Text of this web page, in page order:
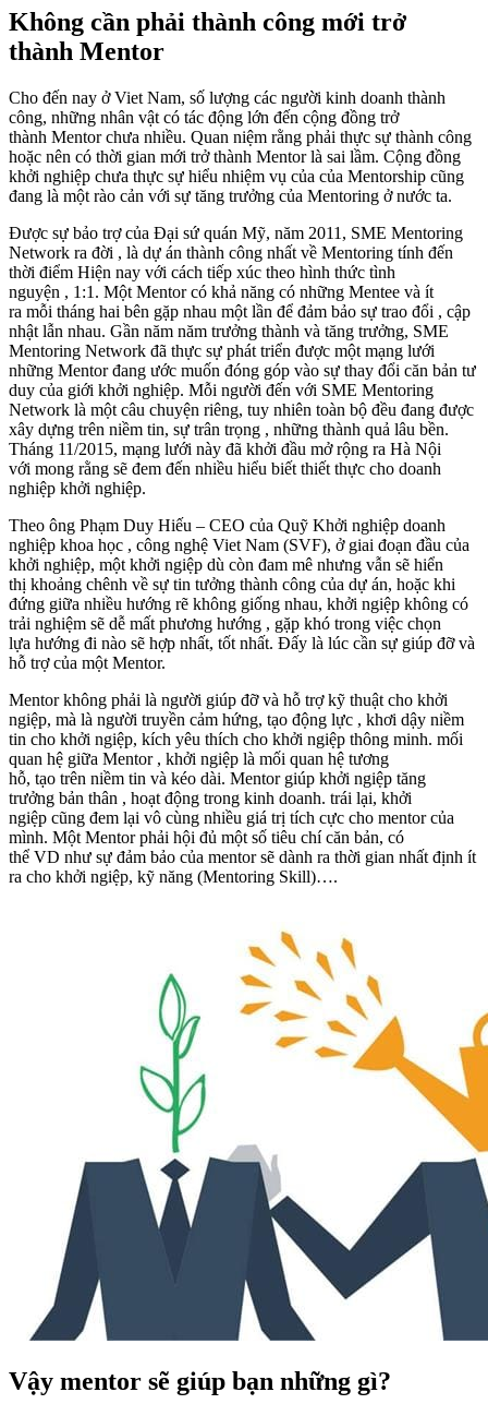
Không cần phải thành công mới trở
thành Mentor
Cho đến nay ở Viet Nam, số lượng các người kinh doanh thành
công, những nhân vật có tác động lớn đến cộng đồng trở
thành Mentor chưa nhiều. Quan niệm rằng phải thực sự thành công
hoặc nên có thời gian mới trở thành Mentor là sai lầm. Cộng đồng
khởi nghiệp chưa thực sự hiểu nhiệm vụ của của Mentorship cũng
đang là một rào cản với sự tăng trưởng của Mentoring ở nước ta.
Được sự bảo trợ của Đại sứ quán Mỹ, năm 2011, SME Mentoring
Network ra đời , là dự án thành công nhất về Mentoring tính đến
thời điểm Hiện nay với cách tiếp xúc theo hình thức tình
nguyện , 1:1. Một Mentor có khả năng có những Mentee và ít
ra mỗi tháng hai bên gặp nhau một lần để đảm bảo sự trao đổi , cập
nhật lẫn nhau. Gần năm năm trưởng thành và tăng trưởng, SME
Mentoring Network đã thực sự phát triển được một mạng lưới
những Mentor đang ước muốn đóng góp vào sự thay đổi căn bản tư
duy của giới khởi nghiệp. Mỗi người đến với SME Mentoring
Network là một câu chuyện riêng, tuy nhiên toàn bộ đều đang được
xây dựng trên niềm tin, sự trân trọng , những thành quả lâu bền.
Tháng 11/2015, mạng lưới này đã khởi đầu mở rộng ra Hà Nội
với mong rằng sẽ đem đến nhiều hiểu biết thiết thực cho doanh
nghiệp khởi nghiệp.
Theo ông Phạm Duy Hiếu – CEO của Quỹ Khởi nghiệp doanh
nghiệp khoa học , công nghệ Viet Nam (SVF), ở giai đoạn đầu của
khởi nghiệp, một khởi ngiệp dù còn đam mê nhưng vẫn sẽ hiển
thị khoảng chênh về sự tin tưởng thành công của dự án, hoặc khi
đứng giữa nhiều hướng rẽ không giống nhau, khởi ngiệp không có
trải nghiệm sẽ dễ mất phương hướng , gặp khó trong việc chọn
lựa hướng đi nào sẽ hợp nhất, tốt nhất. Đấy là lúc cần sự giúp đỡ và
hỗ trợ của một Mentor.
Mentor không phải là người giúp đỡ và hỗ trợ kỹ thuật cho khởi
ngiệp, mà là người truyền cảm hứng, tạo động lực , khơi dậy niềm
tin cho khởi ngiệp, kích yêu thích cho khởi ngiệp thông minh. mối
quan hệ giữa Mentor , khởi ngiệp là mối quan hệ tương
hỗ, tạo trên niềm tin và kéo dài. Mentor giúp khởi ngiệp tăng
trưởng bản thân , hoạt động trong kinh doanh. trái lại, khởi
ngiệp cũng đem lại vô cùng nhiều giá trị tích cực cho mentor của
mình. Một Mentor phải hội đủ một số tiêu chí căn bản, có
thể VD như sự đảm bảo của mentor sẽ dành ra thời gian nhất định ít
ra cho khởi ngiệp, kỹ năng (Mentoring Skill)….
Vậy mentor sẽ giúp bạn những gì?